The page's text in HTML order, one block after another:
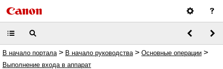
В начало портала > В начало руководства > Основные операции >
Выполнение входа в аппарат